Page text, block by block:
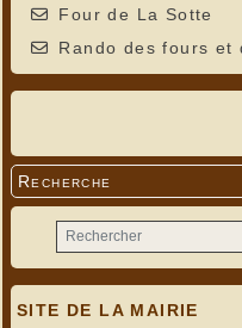
Four de La Sotte
Rando des fours et
Recherche
SITE DE LA MAIRIE